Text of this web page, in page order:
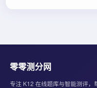
零零测分网
专注 K12 在线题库与智能测评